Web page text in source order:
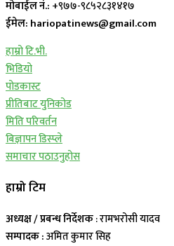
मोबाईल नं.: +९७७-९८५२८३१४१७
ईमेल: hariopatinews@gmail.com
हाम्रो टि.भी.
भिडियो
पोडकास्ट
प्रीतिबाट युनिकोड
मिति परिवर्तन
बिज्ञापन डिस्प्ले
समाचार पठाउनुहोस
हाम्रो टिम
अध्यक्ष / प्रबन्ध निर्देशक: रामभरोसी यादव
सम्पादक :अमित कुमार सिह